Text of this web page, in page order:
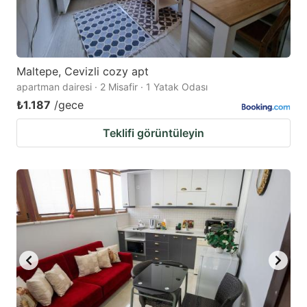
Maltepe, Cevizli cozy apt
apartman dairesi · 2 Misafir · 1 Yatak Odası
₺1.187 /gece
Teklifi görüntüleyin